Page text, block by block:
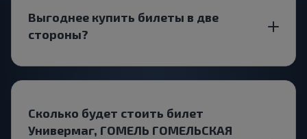
Выгоднее купить билеты в две
стороны?
Сколько будет стоить билет
Универмаг, ГОМЕЛЬ ГОМЕЛЬСКАЯ